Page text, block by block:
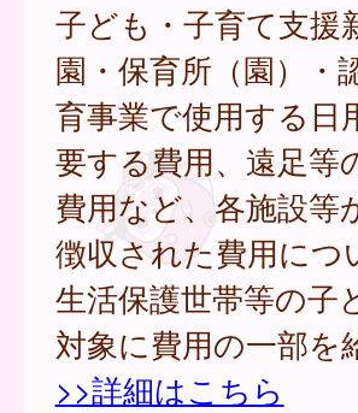
子ども・子育て支援
園・保育所（園）・
育事業で使用する日
要する費用、遠足等
費用など、各施設等
徴収された費用につ
生活保護世帯等の子
対象に費用の一部を
>>詳細はこちら